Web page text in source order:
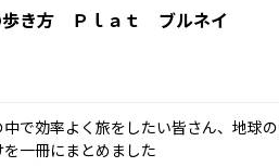
き方 Ｐｌａｔ ブルネイ
で効率よく旅をしたい皆さん、地球
一冊にまとめました